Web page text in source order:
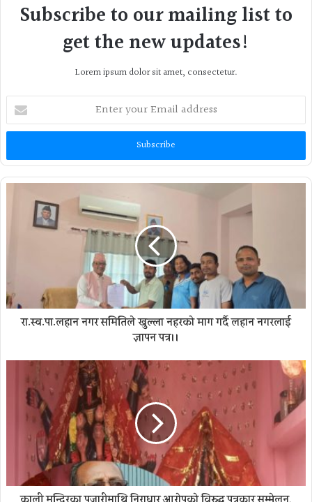
Subscribe to our mailing list to
get the new updates!
Lorem ipsum dolor sit amet, consectetur.
Enter
your
Email
रा.स्व.पा.लहान नगर समितिले खुल्ला नहरको माग गर्दै लहान नगरलाई
ज्ञापन पत्र।।